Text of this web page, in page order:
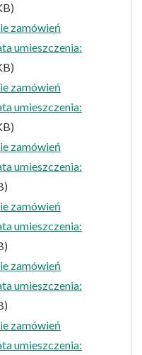
zamówień
umieszczenia:
zamówień
umieszczenia:
zamówień
umieszczenia:
zamówień
umieszczenia:
zamówień
umieszczenia:
zamówień
umieszczenia: